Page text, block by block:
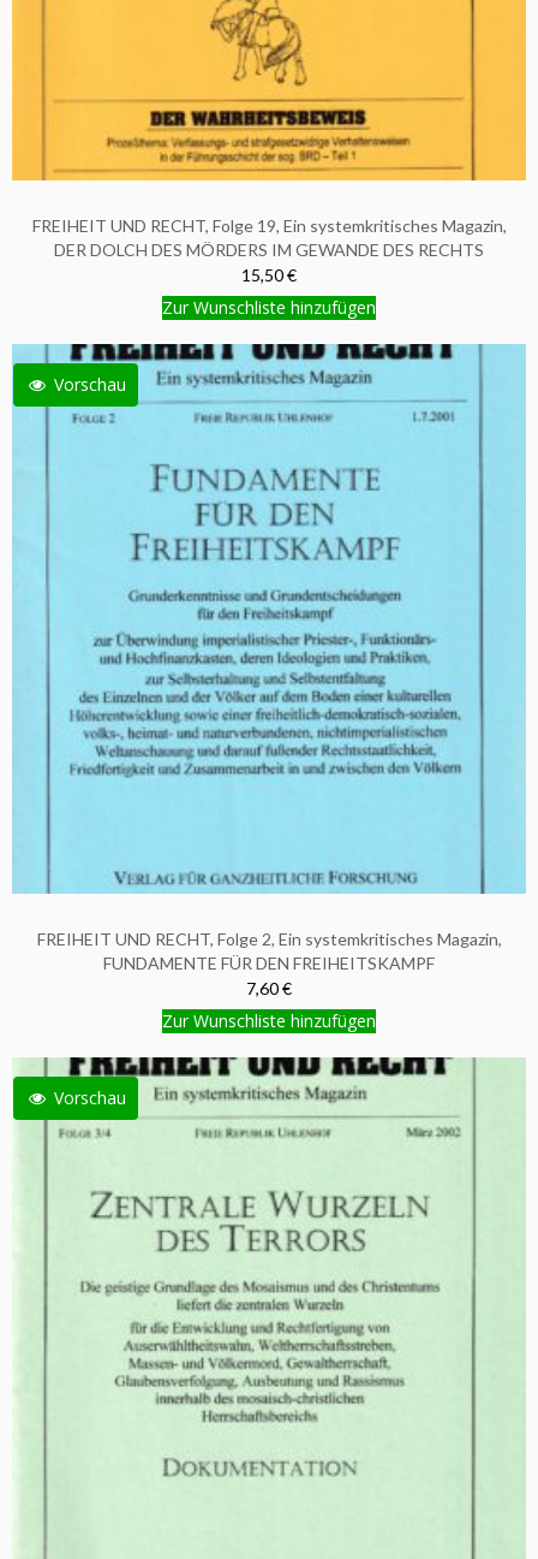
FREIHEIT UND RECHT, Folge 19, Ein systemkritisches Magazin,
DER DOLCH DES MÖRDERS IM GEWANDE DES RECHTS
15,50 €
Zur Wunschliste hinzufügen
Vorschau
FREIHEIT UND RECHT, Folge 2, Ein systemkritisches Magazin,
FUNDAMENTE FÜR DEN FREIHEITSKAMPF
7,60 €
Zur Wunschliste hinzufügen
Vorschau